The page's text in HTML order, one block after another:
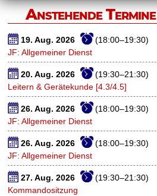
Anstehende Termine
19. Aug. 2026
(18:00–19:30)
JF: Allgemeiner Dienst
20. Aug. 2026
(19:30–21:30)
Leitern & Gerätekunde [4.3/4.5]
26. Aug. 2026
(18:00–19:30)
JF: Allgemeiner Dienst
26. Aug. 2026
(18:00–19:30)
JF: Allgemeiner Dienst
27. Aug. 2026
(19:30–21:30)
Kommandositzung